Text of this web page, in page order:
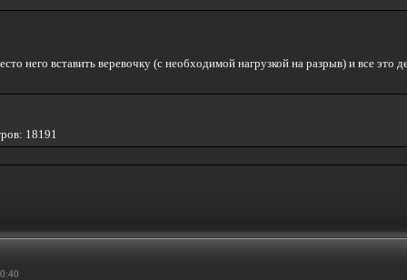
него вставить веревочку (с необходимой нагрузкой на разрыв) и все это
18191